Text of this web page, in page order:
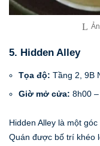
5. Hidden Alley
Tọa độ: Tầng 2, 9B
Giờ mở cửa: 8h00
Hidden Alley là một
Quán được bố trí khéo